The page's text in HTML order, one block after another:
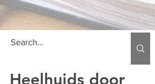
Heelhuids door